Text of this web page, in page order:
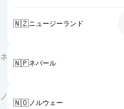
🇳🇿ニュージーランド
ネ
🇳🇵ネパール
ノ
🇳🇴ノルウェー